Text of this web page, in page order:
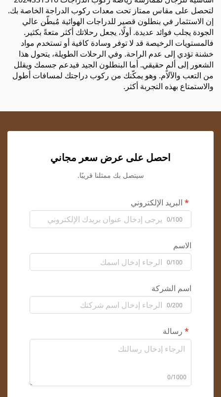
لتحصل على مقاس ممتاز تحت معدات ركوب الدراجة الخاصة بك.
إن الاستثمار في بنطلون قصير للدراجات الهوائية مُبطّن عالي
الجودة يجلب فوائد عديدة. أولًا، يجعل رحلاتك أكثر متعةً بكثير.
فالمستويات الرخيصة قد لا توفر وسادة كافية أو تستخدم مواد
خشنة تؤدي إلى عدم الراحة. وفي الرحلات الطويلة، يتحول هذا
الشعور إلى ألمٍ حقيقي. أما البنطلون الجيد فيدعم جسمك ويقلل
من التعب والآلام. وهو يمكّنك من ركوب دراجتك لمسافات أطول
والاستمتاع بهذه التجربة أكثر.
احصل على عرض سعر مجاني
سيتصل بك ممثلنا قريبًا.
البريد الإلكتروني
0/100
الاسم
0/100
اسم الشركة
0/200
رسالة
0/1000